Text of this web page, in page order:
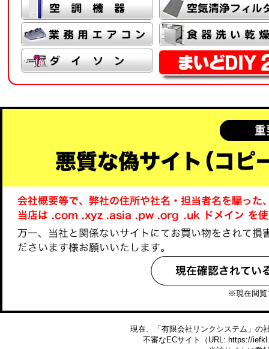
現在、「有限会社リンクシステム」の
不審なECサイト（URL: https://